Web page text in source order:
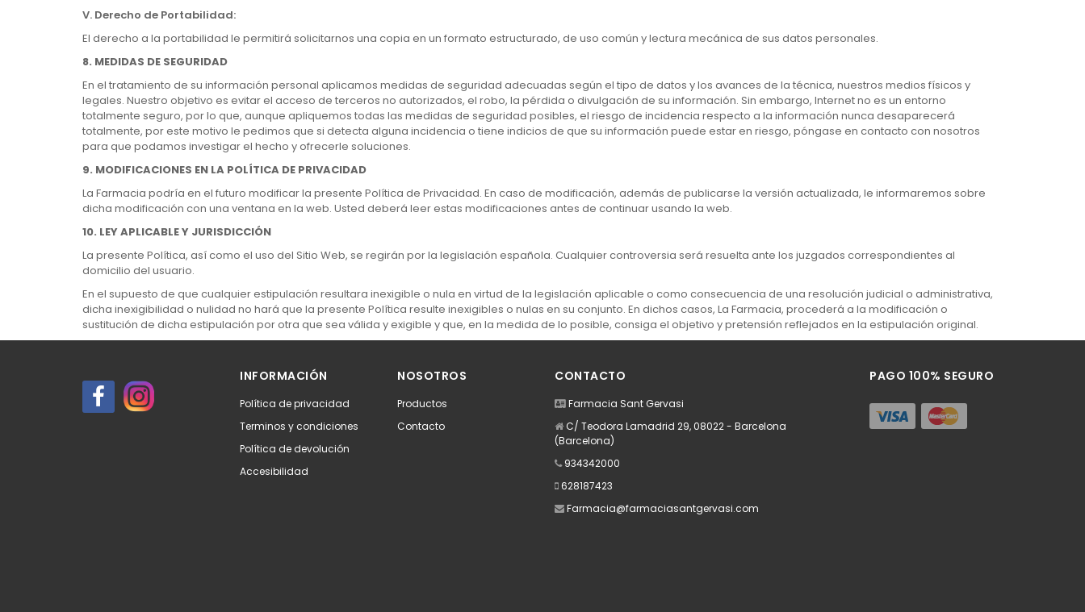
V. Derecho de Portabilidad:
El derecho a la portabilidad le permitirá solicitarnos una copia en un formato estructurado, de uso común y lectura mecánica de sus datos personales.
8. MEDIDAS DE SEGURIDAD
En el tratamiento de su información personal aplicamos medidas de seguridad adecuadas según el tipo de datos y los avances de la técnica, nuestros medios físicos y
legales. Nuestro objetivo es evitar el acceso de terceros no autorizados, el robo, la pérdida o divulgación de su información. Sin embargo, Internet no es un entorno
totalmente seguro, por lo que, aunque apliquemos todas las medidas de seguridad posibles, el riesgo de incidencia respecto a la información nunca desaparecerá
totalmente, por este motivo le pedimos que si detecta alguna incidencia o tiene indicios de que su información puede estar en riesgo, póngase en contacto con nosotros
para que podamos investigar el hecho y ofrecerle soluciones.
9. MODIFICACIONES EN LA POLÍTICA DE PRIVACIDAD
La Farmacia podría en el futuro modificar la presente Política de Privacidad. En caso de modificación, además de publicarse la versión actualizada, le informaremos sobre
dicha modificación con una ventana en la web. Usted deberá leer estas modificaciones antes de continuar usando la web.
10. LEY APLICABLE Y JURISDICCIÓN
La presente Política, así como el uso del Sitio Web, se regirán por la legislación española. Cualquier controversia será resuelta ante los juzgados correspondientes al
domicilio del usuario.
En el supuesto de que cualquier estipulación resultara inexigible o nula en virtud de la legislación aplicable o como consecuencia de una resolución judicial o administrativa,
dicha inexigibilidad o nulidad no hará que la presente Política resulte inexigibles o nulas en su conjunto. En dichos casos, La Farmacia, procederá a la modificación o
sustitución de dicha estipulación por otra que sea válida y exigible y que, en la medida de lo posible, consiga el objetivo y pretensión reflejados en la estipulación original.
INFORMACIÓN
Política de privacidad
Terminos y condiciones
Política de devolución
Accesibilidad
NOSOTROS
Productos
Contacto
CONTACTO
Farmacia Sant Gervasi
C/ Teodora Lamadrid 29, 08022 - Barcelona
(Barcelona)
934342000
628187423
Farmacia@farmaciasantgervasi.com
PAGO 100% SEGURO